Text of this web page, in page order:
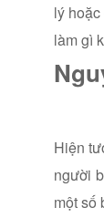
lý
làm gì
Hiện
người
một số